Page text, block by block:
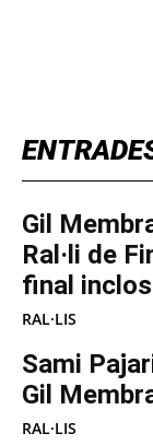
Gil
Ral·li de
final
RAL·LIS
Sami
Gil
RAL·LIS